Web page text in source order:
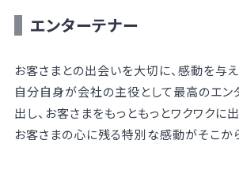
エンターテナー
お客さまとの出会いを大切に、感動を与
自分自身が会社の主役として最高のエン
出し、お客さまをもっともっとワクワクに
お客さまの心に残る特別な感動がそこか